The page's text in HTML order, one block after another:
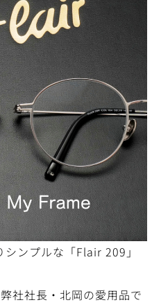
ンプルな「Flair 209」
社社長・北岡の愛用品で